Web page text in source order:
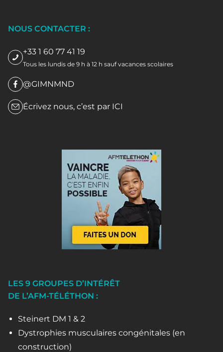
NOUS CONTACTER :
+33 1 60 77 41 19
Tous les lundis de 9 h à 12 h sauf vacances scolaires
@GIMNMND
Écrivez nous, c’est par ICI
LES 9 GROUPES D’INTÉRÊT
DE L’AFM-TÉLÉTHON :
Steinert DM 1 & 2
Dystrophies musculaires congénitales (en
construction)